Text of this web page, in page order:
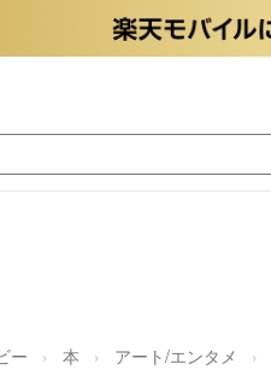
ー 本 アート/エンタメ